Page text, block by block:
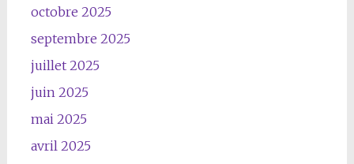
octobre 2025
septembre 2025
juillet 2025
juin 2025
mai 2025
avril 2025